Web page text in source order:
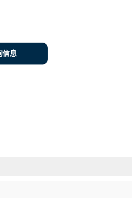
信息